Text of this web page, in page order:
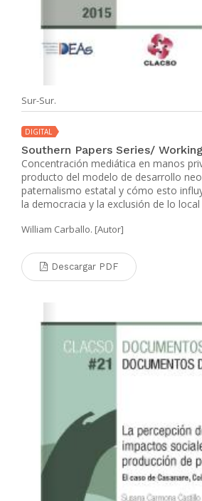
Sur-Sur.
DIGITAL
Southern Papers Series/
Concentración mediática en manos
producto del modelo de desarrollo
paternalismo estatal y cómo esto
la democracia y la exclusión de lo local
William Carballo. [Autor]
Descargar PDF